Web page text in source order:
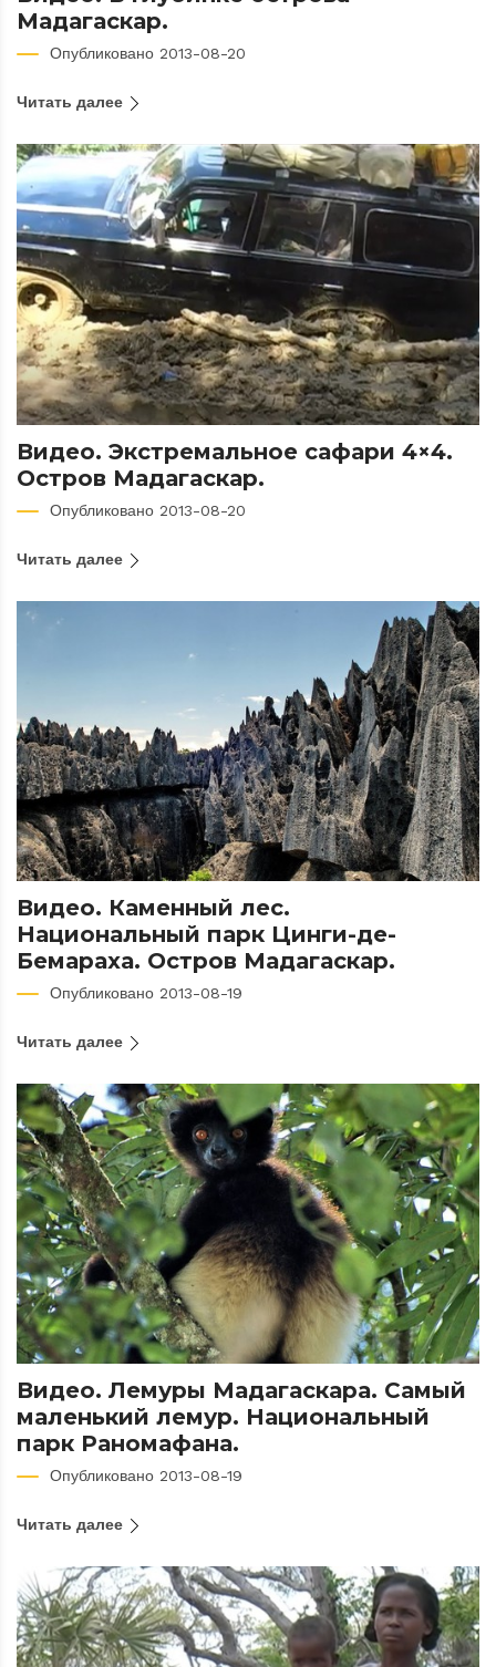
Мадагаскар.
Опубликовано 2013-08-20
Читать далее
Видео. Экстремальное сафари 4×4.
Остров Мадагаскар.
Опубликовано 2013-08-20
Читать далее
Видео. Каменный лес.
Национальный парк Цинги-де-
Бемараха. Остров Мадагаскар.
Опубликовано 2013-08-19
Читать далее
Видео. Лемуры Мадагаскара. Самый
маленький лемур. Национальный
парк Раномафана.
Опубликовано 2013-08-19
Читать далее